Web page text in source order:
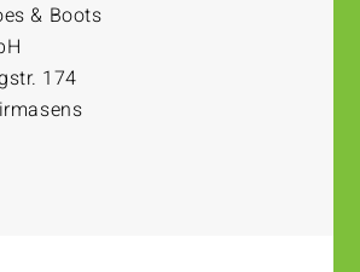
& Boots
174